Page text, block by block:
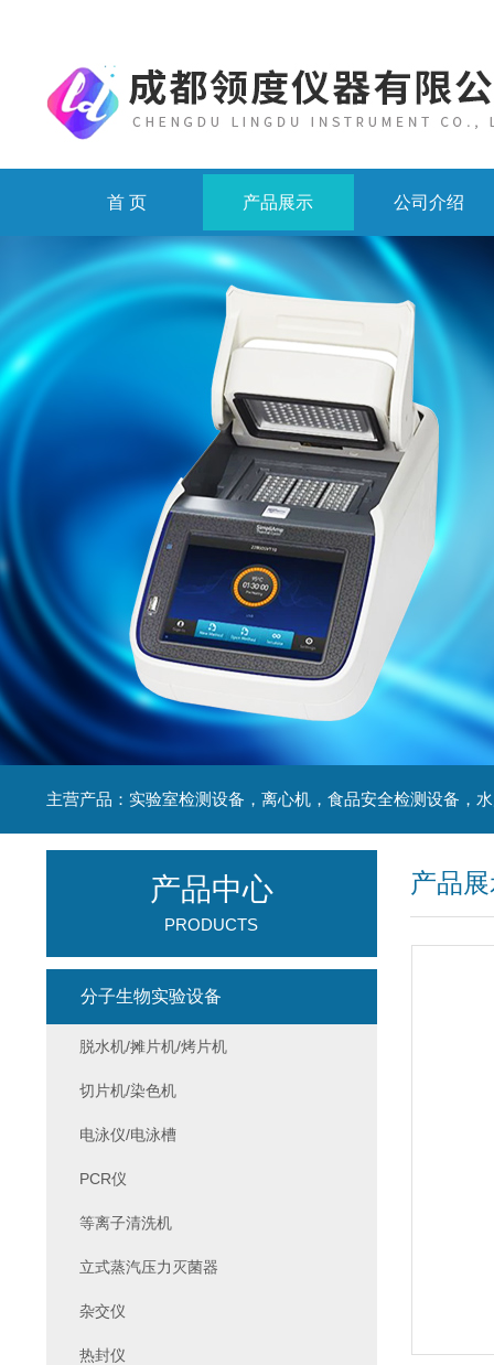
首 页 产品展示 公司介绍
产品
产品中心
PRODUCTS
分子生物实验设备
脱水机/摊片机/烤片机
切片机/染色机
电泳仪/电泳槽
PCR仪
等离子清洗机
立式蒸汽压力灭菌器
杂交仪
热封仪